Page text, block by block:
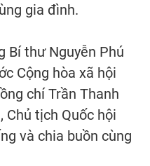
gia đình.
Bí thư Nguyễn Phú
Cộng hòa xã hội
chí Trần Thanh
Chủ tịch Quốc hội
và chia buồn cùng